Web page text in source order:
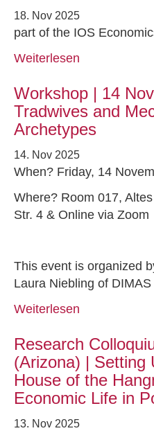
18. Nov 2025
part of the IOS
Weiterlesen
Workshop | 14
Tradwives and
Archetypes
14. Nov 2025
When? Friday, 14
Where? Room 017,
Str. 4 & Online via Zoom
This event is organized
Laura Niebling of
Weiterlesen
Research
(Arizona) | Setting
House of the
Economic Life in
13. Nov 2025